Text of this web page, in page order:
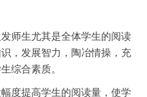
师生尤其是全体学生的阅读
，发展智力，陶冶情操，充
综合素质。
度提高学生的阅读量，使学